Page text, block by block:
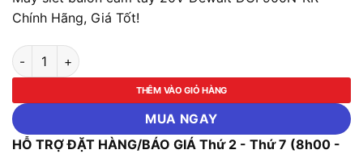
Chính Hãng, Giá Tốt!
Máy siết bulon cầm tay 20V Dewalt DCF900N-KR số lượng
THÊM VÀO GIỎ HÀNG
MUA NGAY
HỖ TRỢ ĐẶT HÀNG/BÁO GIÁ Thứ 2 - Thứ 7 (8h00 -